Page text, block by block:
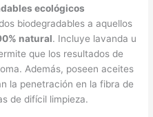
ecológicos
biodegradables a aquellos
natural. Incluye lavanda u
que los resultados de
Además, poseen aceites
la penetración en la fibra de
de difícil limpieza.